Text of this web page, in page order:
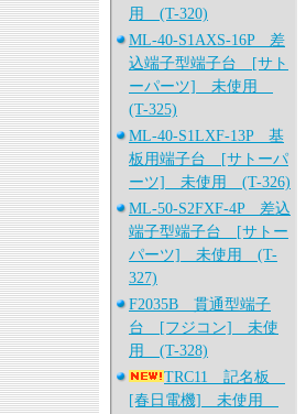
用 (T-320)
ML-40-S1AXS-16P 差
込端子型端子台 [サト
ーパーツ] 未使用
(T-325)
ML-40-S1LXF-13P 基
板用端子台 [サトーパ
ーツ] 未使用 (T-326)
ML-50-S2FXF-4P 差込
端子型端子台 [サトー
パーツ] 未使用 (T-
327)
F2035B 貫通型端子
台 [フジコン] 未使
用 (T-328)
TRC11 記名板
[春日電機] 未使用